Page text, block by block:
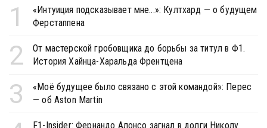
1
«Интуиция подсказывает мне...»: Култхард — о будущем
Ферстаппена
2
От мастерской гробовщика до борьбы за титул в Ф1.
История Хайнца-Харальда Френтцена
3
«Моё будущее было связано с этой командой»: Перес
— об Aston Martin
F1-Insider: Фернандо Алонсо загнал в долги Николу